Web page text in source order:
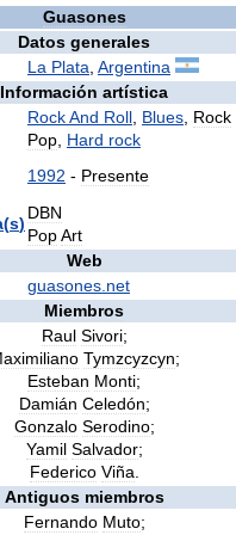
Guasones
Datos generales
La Plata Argentina
Información artística
RockAnd Roll Blues Rock
Pop Hard rock
1992 - Presente
(s)
DBN
PopArt
Web
guasones net
Miembros
Raul Sivori;
Tymzcyzcyn;
Esteban Monti;
Damián Celedón;
Gonzalo Serodino;
Yamil Salvador;
Federico Viña
Antiguos miembros
Fernando Muto;